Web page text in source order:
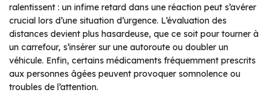
ralentissent : un infime retard dans une réaction peut s’avérer
crucial lors d’une situation d’urgence. L’évaluation des
distances devient plus hasardeuse, que ce soit pour tourner à
un carrefour, s’insérer sur une autoroute ou doubler un
véhicule. Enfin, certains médicaments fréquemment prescrits
aux personnes âgées peuvent provoquer somnolence ou
troubles de l’attention.